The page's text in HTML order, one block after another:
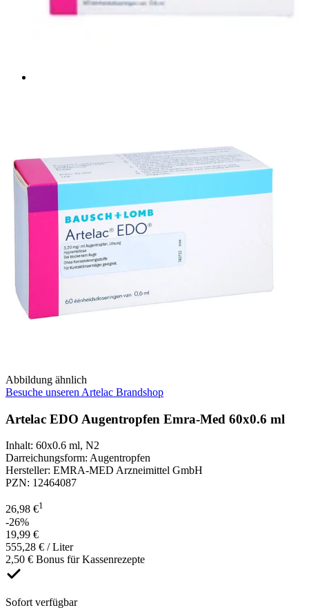
Abbildung ähnlich
Besuche unseren Artelac Brandshop
Artelac EDO Augentropfen Emra-Med 60x0.6 ml
Inhalt: 60x0.6 ml, N2
Darreichungsform: Augentropfen
Hersteller: EMRA-MED Arzneimittel GmbH
PZN: 12464087
26,98 €1
-26%
19,99 €
555,28 € / Liter
2,50 € Bonus für Kassenrezepte
Sofort verfügbar